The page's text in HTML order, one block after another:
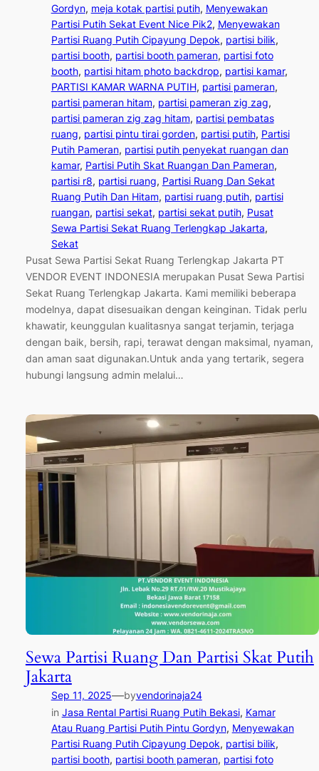
Gordyn, meja kotak partisi putih, Menyewakan
Partisi Putih Sekat Event Nice Pik2, Menyewakan
Partisi Ruang Putih Cipayung Depok, partisi bilik
partisi booth, partisi booth pameran, partisi foto
booth, partisi hitam photo backdrop, partisi kamar
PARTISI KAMAR WARNA PUTIH, partisi pameran
partisi pameran hitam, partisi pameran zig zag
partisi pameran zig zag hitam, partisi pembatas
ruang, partisi pintu tirai gorden, partisi putih, Partisi
Putih Pameran, partisi putih penyekat ruangan dan
kamar, Partisi Putih Skat Ruangan Dan Pameran
partisi r8, partisi ruang, Partisi Ruang Dan Sekat
Ruang Putih Dan Hitam, partisi ruang putih, partisi
ruangan, partisi sekat, partisi sekat putih, Pusat
Sewa Partisi Sekat Ruang Terlengkap Jakarta
Sekat
Pusat Sewa Partisi Sekat Ruang Terlengkap Jakarta PT
VENDOR EVENT INDONESIA merupakan Pusat Sewa Partisi
Sekat Ruang Terlengkap Jakarta. Kami memiliki beberapa
modelnya, dapat disesuaikan dengan keinginan. Tidak perlu
khawatir, keunggulan kualitasnya sangat terjamin, terjaga
dengan baik, bersih, rapi, terawat dengan maksimal, nyaman,
dan aman saat digunakan.Untuk anda yang tertarik, segera
hubungi langsung admin melalui…
Sewa Partisi Ruang Dan Partisi Skat Putih
Jakarta
Sep 11, 2025—byvendorinaja24
in Jasa Rental Partisi Ruang Putih Bekasi, Kamar
Atau Ruang Partisi Putih Pintu Gordyn, Menyewakan
Partisi Ruang Putih Cipayung Depok, partisi bilik
partisi booth, partisi booth pameran, partisi foto